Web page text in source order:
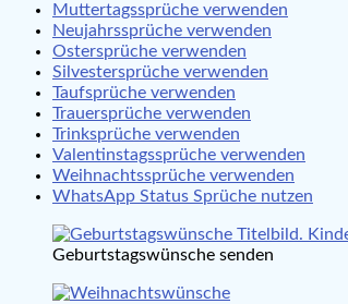
Muttertagssprüche verwenden
Neujahrssprüche verwenden
Ostersprüche verwenden
Silvestersprüche verwenden
Taufsprüche verwenden
Trauersprüche verwenden
Trinksprüche verwenden
Valentinstagssprüche verwenden
Weihnachtssprüche verwenden
WhatsApp Status Sprüche nutzen
Geburtstagswünsche senden